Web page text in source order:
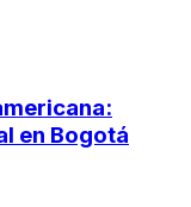
en Bogotá